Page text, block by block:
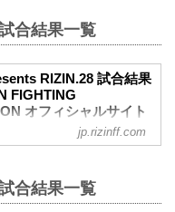
合結果一覧
RIZIN.28 試合結果
FIGHTING
オフィシャルサイト
ペシャルワンマッチ 朝倉未
vs. Kleber Koike -
jp.rizinff.com
合結果一覧